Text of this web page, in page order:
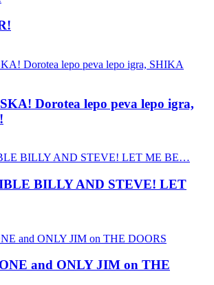
Dorotea lepo peva lepo igra,
BILLY AND STEVE! LET
and ONLY JIM on THE